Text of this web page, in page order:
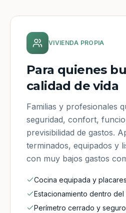
VIVIENDA PROPIA
Para quienes
calidad de vida
Familias y profesionales
seguridad, confort,
previsibilidad de gastos.
terminados, equipados y
con muy bajos gastos
Cocina equipada y
Estacionamiento dentro
Perímetro cerrado y seguro